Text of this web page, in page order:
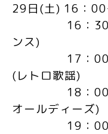
29日(土) 16 ： 00
16 ： 30
ンス)
17 ： 00
(レトロ歌謡)
18 ： 00
オールディーズ)
19 ： 00